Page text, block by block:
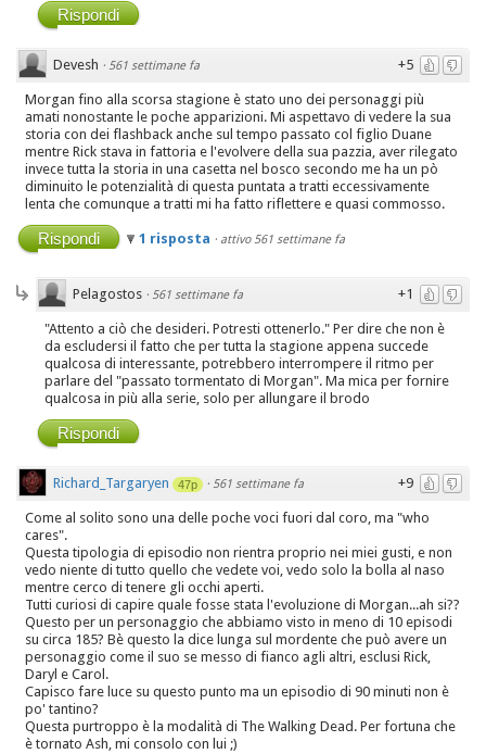
Rispondi
+5
Devesh · 561 settimane fa
Morgan fino alla scorsa stagione è stato uno dei personaggi più
amati nonostante le poche apparizioni. Mi aspettavo di vedere la sua
storia con dei flashback anche sul tempo passato col figlio Duane
mentre Rick stava in fattoria e l'evolvere della sua pazzia, aver rilegato
invece tutta la storia in una casetta nel bosco secondo me ha un pò
diminuito le potenzialità di questa puntata a tratti eccessivamente
lenta che comunque a tratti mi ha fatto riflettere e quasi commosso.
Rispondi 1 risposta · attivo 561 settimane fa
+1
Pelagostos · 561 settimane fa
"Attento a ciò che desideri. Potresti ottenerlo." Per dire che non è
da escludersi il fatto che per tutta la stagione appena succede
qualcosa di interessante, potrebbero interrompere il ritmo per
parlare del "passato tormentato di Morgan". Ma mica per fornire
qualcosa in più alla serie, solo per allungare il brodo
Rispondi
+9
Richard_Targaryen 47p · 561 settimane fa
Come al solito sono una delle poche voci fuori dal coro, ma "who
cares".
Questa tipologia di episodio non rientra proprio nei miei gusti, e non
vedo niente di tutto quello che vedete voi, vedo solo la bolla al naso
mentre cerco di tenere gli occhi aperti.
Tutti curiosi di capire quale fosse stata l'evoluzione di Morgan...ah si??
Questo per un personaggio che abbiamo visto in meno di 10 episodi
su circa 185? Bè questo la dice lunga sul mordente che può avere un
personaggio come il suo se messo di fianco agli altri, esclusi Rick,
Daryl e Carol.
Capisco fare luce su questo punto ma un episodio di 90 minuti non è
po' tantino?
Questa purtroppo è la modalità di The Walking Dead. Per fortuna che
è tornato Ash, mi consolo con lui ;)